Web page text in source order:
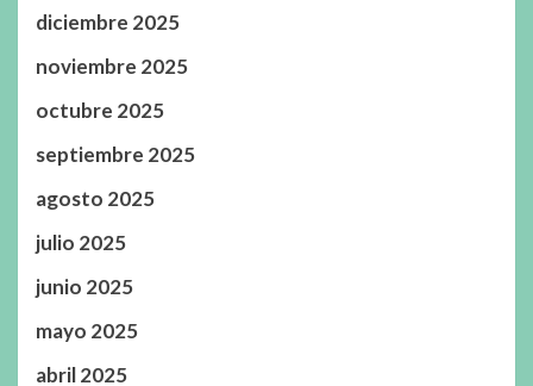
diciembre 2025
noviembre 2025
octubre 2025
septiembre 2025
agosto 2025
julio 2025
junio 2025
mayo 2025
abril 2025